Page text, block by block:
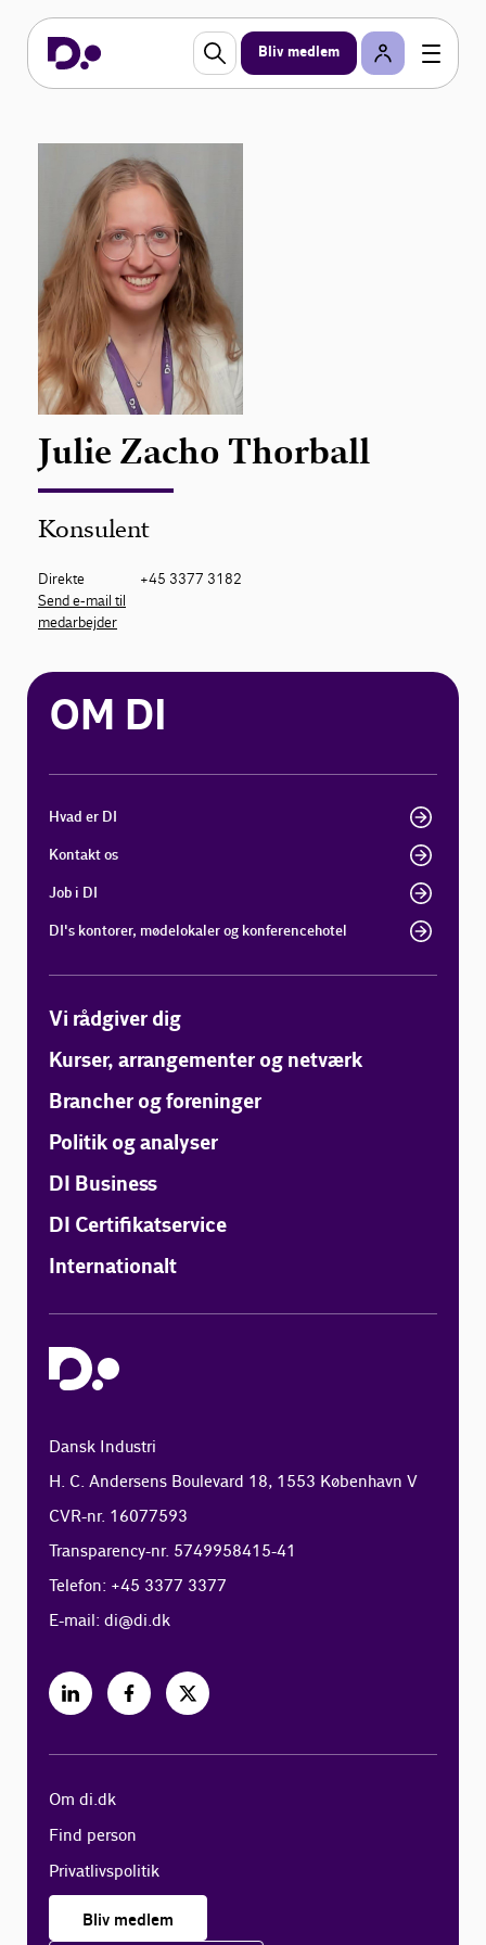
Bliv medlem
Julie Zacho Thorball
Konsulent
Direkte
+45 3377 3182
Send e-mail til
medarbejder
OM DI
Hvad er DI
Kontakt os
Job i DI
DI's kontorer, mødelokaler og konferencehotel
Vi rådgiver dig
Kurser, arrangementer og netværk
Brancher og foreninger
Politik og analyser
DI Business
DI Certifikatservice
Internationalt
Dansk Industri
H. C. Andersens Boulevard 18, 1553 København V
CVR-nr. 16077593
Transparency-nr. 5749958415-41
Telefon: +45 3377 3377
E-mail:di@di.dk
Om di.dk
Find person
Privatlivspolitik
Bliv medlem